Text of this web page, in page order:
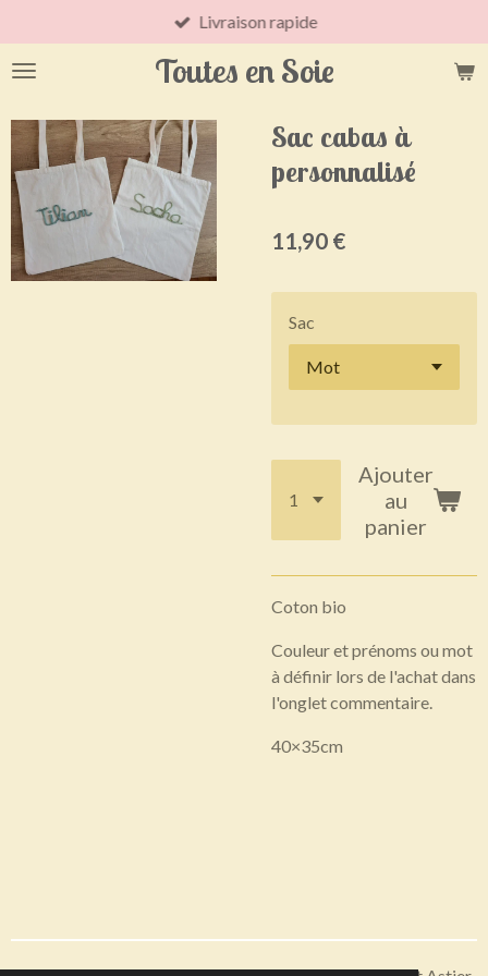
au
contenu
Toutes en Soie
Livraison rapide
Sac cabas à
personnalisé
11,90 €
Sac
Ajouter
au
panier
Coton bio
Couleur et prénoms ou mot
à définir lors de l'achat dans
l'onglet commentaire.
40×35cm